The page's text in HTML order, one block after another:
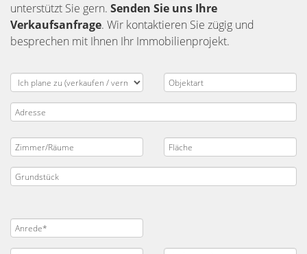
unterstützt Sie gern. Senden Sie uns Ihre
Verkaufsanfrage. Wir kontaktieren Sie zügig und
besprechen mit Ihnen Ihr Immobilienprojekt.